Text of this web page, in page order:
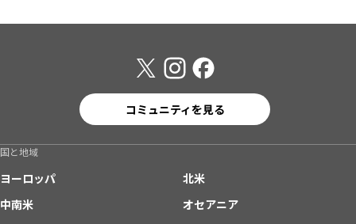
コミュニティを見る
国と地域
ヨーロッパ
北米
中南米
オセアニア